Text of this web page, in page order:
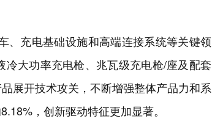
、充电基础设施和高端连接系统等关键领
大功率充电枪、兆瓦级充电枪/座及配套
展开技术攻关，不断增强整体产品力和系
，创新驱动特征更加显著。